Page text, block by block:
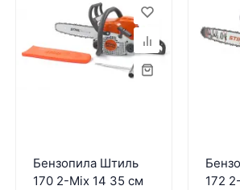
Бензопила Штиль
170 2-Mix 14 35 см
172